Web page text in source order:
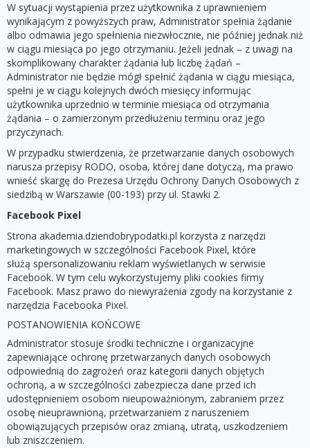
W sytuacji wystąpienia przez użytkownika z uprawnieniem
wynikającym z powyższych praw, Administrator spełnia żądanie
albo odmawia jego spełnienia niezwłocznie, nie później jednak niż
w ciągu miesiąca po jego otrzymaniu. Jeżeli jednak – z uwagi na
skomplikowany charakter żądania lub liczbę żądań –
Administrator nie będzie mógł spełnić żądania w ciągu miesiąca,
spełni je w ciągu kolejnych dwóch miesięcy informując
użytkownika uprzednio w terminie miesiąca od otrzymania
żądania – o zamierzonym przedłużeniu terminu oraz jego
przyczynach.
W przypadku stwierdzenia, że przetwarzanie danych osobowych
narusza przepisy RODO, osoba, której dane dotyczą, ma prawo
wnieść skargę do Prezesa Urzędu Ochrony Danych Osobowych z
siedzibą w Warszawie (00-193) przy ul. Stawki 2.
Facebook Pixel
Strona akademia.dziendobrypodatki.pl korzysta z narzędzi
marketingowych w szczególności Facebook Pixel, które
służą spersonalizowaniu reklam wyświetlanych w serwisie
Facebook. W tym celu wykorzystujemy pliki cookies firmy
Facebook. Masz prawo do niewyrażenia zgody na korzystanie z
narzędzia Facebooka Pixel.
POSTANOWIENIA KOŃCOWE
Administrator stosuje środki techniczne i organizacyjne
zapewniające ochronę przetwarzanych danych osobowych
odpowiednią do zagrożeń oraz kategorii danych objętych
ochroną, a w szczególności zabezpiecza dane przed ich
udostępnieniem osobom nieupoważnionym, zabraniem przez
osobę nieuprawnioną, przetwarzaniem z naruszeniem
obowiązujących przepisów oraz zmianą, utratą, uszkodzeniem
lub zniszczeniem.